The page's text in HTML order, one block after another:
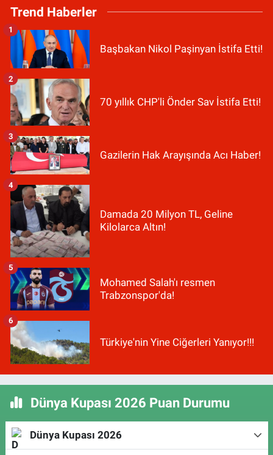
Trend Haberler
Başbakan Nikol Paşinyan İstifa Etti!
1
70 yıllık CHP'li Önder Sav İstifa Etti!
2
Gazilerin Hak Arayışında Acı Haber!
3
Damada 20 Milyon TL, Geline
Kilolarca Altın!
4
Mohamed Salah'ı resmen
Trabzonspor'da!
5
Türkiye'nin Yine Ciğerleri Yanıyor!!!
6
Dünya Kupası 2026 Puan Durumu
Dünya Kupası 2026